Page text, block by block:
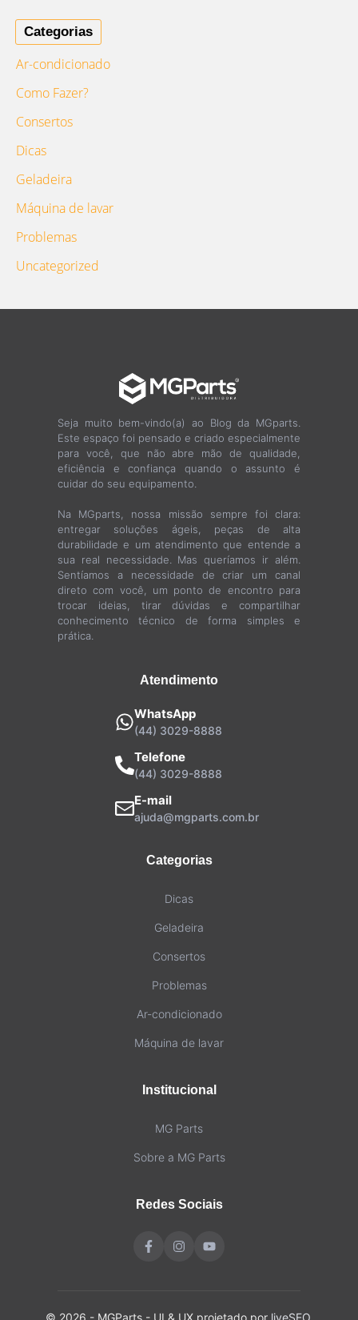
Categorias
Ar-condicionado
Como Fazer?
Consertos
Dicas
Geladeira
Máquina de lavar
Problemas
Uncategorized
Seja muito bem-vindo(a) ao Blog da MGparts.
Este espaço foi pensado e criado especialmente
para você, que não abre mão de qualidade,
eficiência e confiança quando o assunto é
cuidar do seu equipamento.
Na MGparts, nossa missão sempre foi clara:
entregar soluções ágeis, peças de alta
durabilidade e um atendimento que entende a
sua real necessidade. Mas queríamos ir além.
Sentíamos a necessidade de criar um canal
direto com você, um ponto de encontro para
trocar ideias, tirar dúvidas e compartilhar
conhecimento técnico de forma simples e
prática.
Atendimento
WhatsApp
(44) 3029-8888
Telefone
(44) 3029-8888
E-mail
ajuda@mgparts.com.br
Categorias
Dicas
Geladeira
Consertos
Problemas
Ar-condicionado
Máquina de lavar
Institucional
MG Parts
Sobre a MG Parts
Redes Sociais
© 2026 - MGParts - UI & UX projetado por liveSEO.